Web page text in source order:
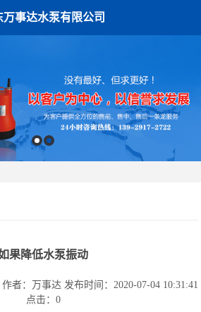
万事达水泵有限公司
果降低水泵振动
作者：万事达 发布时间：2020-07-04 10:31:41
点击： 0